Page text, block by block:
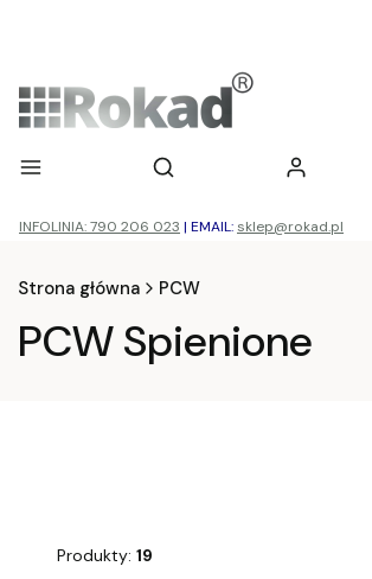
Menu Otwórz wyszukiwarkę
Szukaj Zaloguj się
INFOLINIA: 790 206 023 | EMAIL: sklep@rokad.pl
Strona główna PCW
PCW Spienione
Produkty: 19